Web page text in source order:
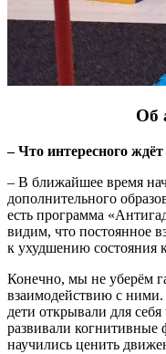
Об
– Что интересного
– В ближайшее время
дополнительного
есть программа
видим, что постоянное
к ухудшению состояния
Конечно, мы не уберём
взаимодействию с
дети открывали для
развивали
научились ценить